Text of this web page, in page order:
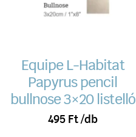
Equipe L-Habitat
Papyrus pencil
bullnose 3×20 listelló
495 Ft /db